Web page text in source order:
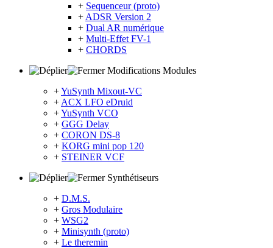
+ Sequenceur (proto)
+ ADSR Version 2
+ Dual AR numérique
+ Multi-Effet FV-1
+ CHORDS
Modifications Modules
+YuSynth Mixout-VC
+ ACX LFO eDruid
+YuSynth VCO
+ GGG Delay
+ CORON DS-8
+ KORG mini pop 120
+ STEINER VCF
Synthétiseurs
+ D.M.S.
+ Gros Modulaire
+ WSG2
+ Minisynth (proto)
+ Le theremin